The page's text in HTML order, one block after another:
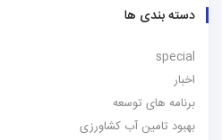
دسته بندی ها
special
اخبار
برنامه های توسعه
بهبود تامین آب کشاورزی